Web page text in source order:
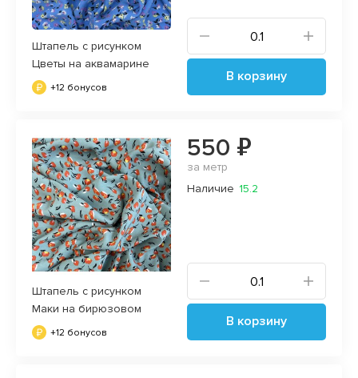
Штапель с рисунком
Цветы на аквамарине
+12 бонусов
В корзину
Штапель с рисунком
Маки на бирюзовом
+12 бонусов
550 ₽
за метр
Наличие 15.2
В корзину